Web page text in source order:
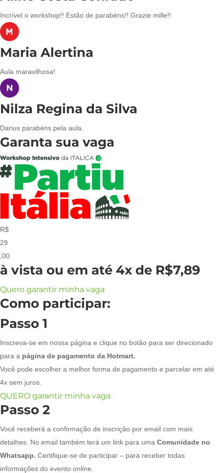
Incrível o workshop!! Estão de parabéns!! Grazie mille!!
Maria Alertina
Aula maravilhosa!
Nilza Regina da Silva
Darius parabéns pela aula.
Garanta sua vaga
R$
29
,00
à vista ou em até 4x de R$7,89
Quero garantir minha vaga
Como participar:
Passo 1
Inscreva-se em nossa página e clique no botão para ser direcionado
para a página de pagamento da Hotmart.
Você pode escolher a melhor forma de pagamento e parcelar em até
4x sem juros.
QUERO garantir minha vaga
Passo 2
Você receberá a confirmação de inscrição por email com mais
detalhes. No email também terá um link para uma Comunidade no
Whatsapp. Certifique-se de participar – para receber todas
informações do evento online.